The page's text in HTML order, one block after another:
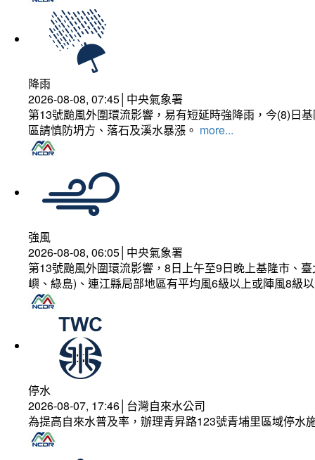
降雨
2026-08-08, 07:45│中央氣象署
第13號颱風外圍環流影響，易有短延時強降雨，今(8)日
區請慎防坍方、落石及溪水暴漲。 more...
強風
2026-08-08, 06:05│中央氣象署
第13號颱風外圍環流影響，8日上午至9日晚上基隆市、
嶼、綠島)、連江縣局部地區有平均風6級以上或陣風8級
停水
2026-08-07, 17:46│台灣自來水公司
為提高自來水普及率，辦理青昇路123號青埔里區域停水